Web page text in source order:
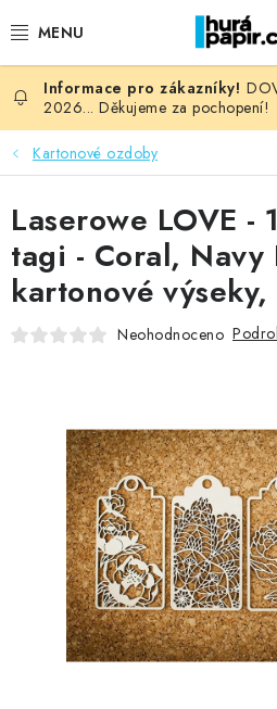
na
NOVINKY
HURÁ DÍLNA
KNIHAŘSKÝ MATERIÁL
FOTORECENZE
MOJE OBJEDNÁVKA
ZNAČKY
Doprava Kontakty Moje
Hodnocení obchodu
Obchodní
2026... Děkujeme za pochopení!
Kartonové ozdoby
Laserowe LOVE -
tagi - Coral, Navy
kartonové
Neohodnoceno